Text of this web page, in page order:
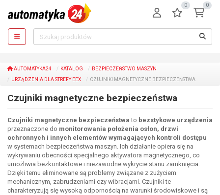
0 0
AUTOMATYKA24 KATALOG
BEZPIECZEŃSTWO MASZYN
URZĄDZENIA DLA STREFY EEX
CZUJNIKI MAGNETYCZNE BEZPIECZEŃSTWA
Czujniki magnetyczne bezpieczeństwa
Czujniki magnetyczne bezpieczeństwa to bezstykowe urządzenia
przeznaczone do monitorowania położenia osłon, drzwi
ochronnych i innych elementów wymagających kontroli dostępu
w systemach bezpieczeństwa maszyn. Ich działanie opiera się na
wykrywaniu obecności specjalnego aktywatora magnetycznego, co
umożliwia bezkontaktowe i niezawodne wykrycie stanu zamknięcia.
Dzięki temu eliminowane są problemy związane z zużyciem
mechanicznym, zabrudzeniami czy wibracjami. Czujniki te
charakteryzują się wysoką odpornością na warunki środowiskowe i są